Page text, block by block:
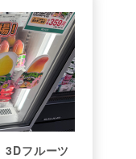
3Dフルーツ